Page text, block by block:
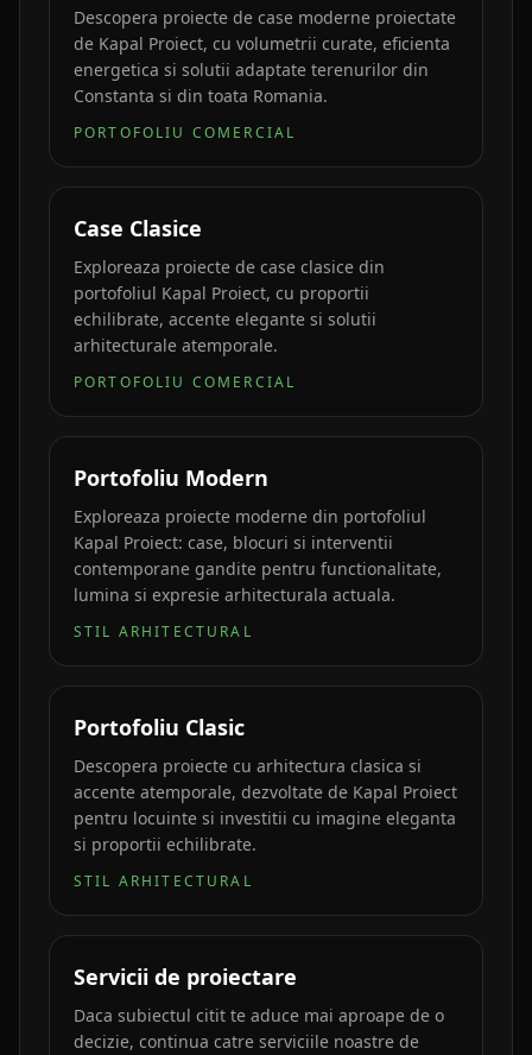
Descopera proiecte de case moderne proiectate
de Kapal Proiect, cu volumetrii curate, eficienta
energetica si solutii adaptate terenurilor din
Constanta si din toata Romania.
PORTOFOLIU COMERCIAL
Case Clasice
Exploreaza proiecte de case clasice din
portofoliul Kapal Proiect, cu proportii
echilibrate, accente elegante si solutii
arhitecturale atemporale.
PORTOFOLIU COMERCIAL
Portofoliu Modern
Exploreaza proiecte moderne din portofoliul
Kapal Proiect: case, blocuri si interventii
contemporane gandite pentru functionalitate,
lumina si expresie arhitecturala actuala.
STIL ARHITECTURAL
Portofoliu Clasic
Descopera proiecte cu arhitectura clasica si
accente atemporale, dezvoltate de Kapal Proiect
pentru locuinte si investitii cu imagine eleganta
si proportii echilibrate.
STIL ARHITECTURAL
Servicii de proiectare
Daca subiectul citit te aduce mai aproape de o
decizie, continua catre serviciile noastre de